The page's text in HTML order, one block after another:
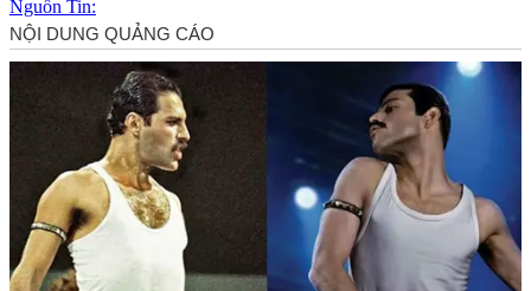
Nguồn Tin: